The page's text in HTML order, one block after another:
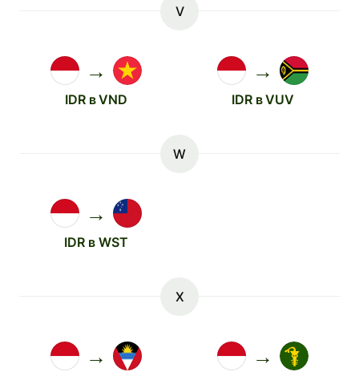
V
→
IDR в VND
→
IDR в VUV
W
→
IDR в WST
X
→ →